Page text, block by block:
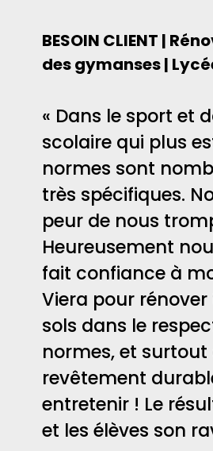
BESOIN CLIENT |
des gymanses |
« Dans le sport et
scolaire qui plus
normes sont
très spécifiques.
peur de nous
Heureusement
fait confiance à
Viera pour
sols dans le
normes, et
revêtement
entretenir ! Le
et les élèves son